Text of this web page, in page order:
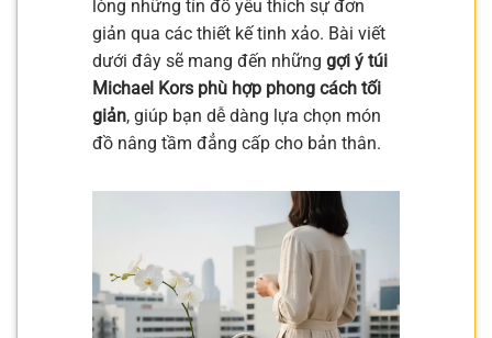
lòng những tín đồ yêu thích sự đơn
giản qua các thiết kế tinh xảo. Bài viết
dưới đây sẽ mang đến những gợi ý túi
Michael Kors phù hợp phong cách tối
giản, giúp bạn dễ dàng lựa chọn món
đồ nâng tầm đẳng cấp cho bản thân.